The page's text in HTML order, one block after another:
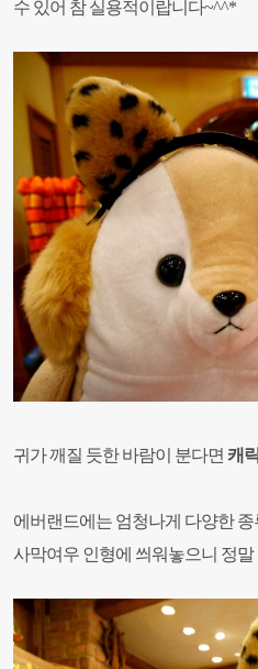
수 있어 참 실용적이랍니다~^^*
귀가 깨질 듯한 바람이 분다면캐
에버랜드에는 엄청나게 다양한
사막여우 인형에 씌워놓으니 정말